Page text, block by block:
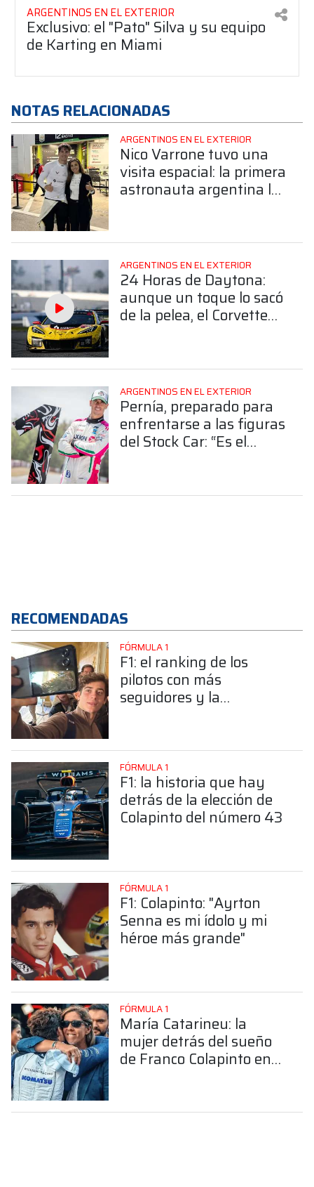
ARGENTINOS EN EL EXTERIOR
Exclusivo: el "Pato" Silva y su equipo
de Karting en Miami
NOTAS RELACIONADAS
ARGENTINOS EN EL EXTERIOR
Nico Varrone tuvo una
visita espacial: la primera
astronauta argentina lo
ARGENTINOS EN EL EXTERIOR
24 Horas de Daytona:
aunque un toque lo sacó
de la pelea, el Corvette
ARGENTINOS EN EL EXTERIOR
Pernía, preparado para
enfrentarse a las figuras
del Stock Car: “Es el
RECOMENDADAS
FÓRMULA 1
F1: el ranking de los
pilotos con más
seguidores y la
FÓRMULA 1
F1: la historia que hay
detrás de la elección de
Colapinto del número 43
FÓRMULA 1
F1: Colapinto: "Ayrton
Senna es mi ídolo y mi
héroe más grande"
FÓRMULA 1
María Catarineu: la
mujer detrás del sueño
de Franco Colapinto en